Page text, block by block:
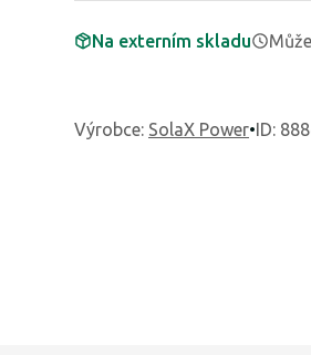
Na externím skladu
Výrobce: SolaX Power•ID: